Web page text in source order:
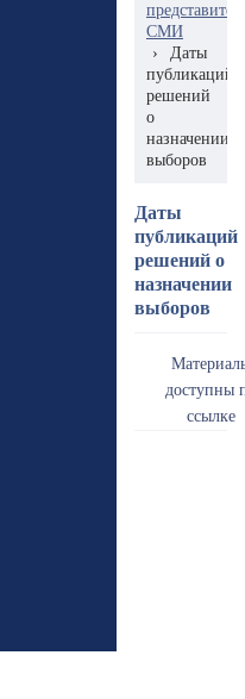
СМИ
›
Даты
публикаций
решений
о
назначении
выборов
Даты
публикаций
решений о
назначении
выборов
доступны
ссылке